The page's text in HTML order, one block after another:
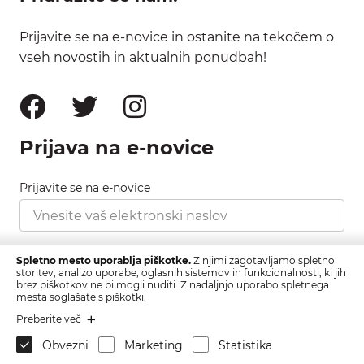
Prijavite se na e-novice in ostanite na tekočem o
vseh novostih in aktualnih ponudbah!
Prijava na e-novice
Prijavite se na e-novice
Strinjam se s pravilnikom zasebnosti, ki ga najdete
tukaj.
Spletno mesto uporablja piškotke. Z njimi zagotavljamo spletno
storitev, analizo uporabe, oglasnih sistemov in funkcionalnosti, ki jih
brez piškotkov ne bi mogli nuditi. Z nadaljnjo uporabo spletnega
mesta soglašate s piškotki.
Preberite več
Obvezni Marketing Statistika